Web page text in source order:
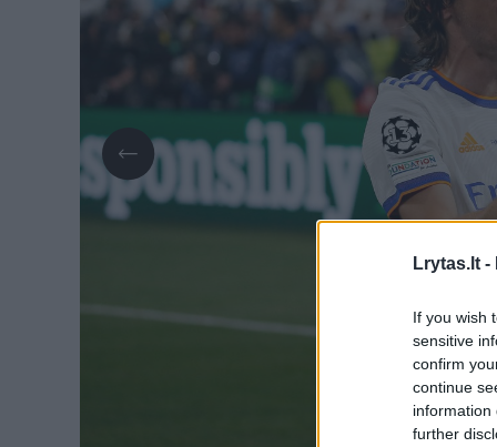
Lrytas.lt -
If you wish
sensitive
confirm
continue
information
further